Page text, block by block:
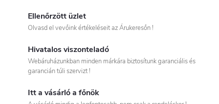
Ellenőrzött üzlet
Olvasd el vevőink értékeléseit az Árukeresőn !
Hivatalos viszonteladó
Webáruházunkban minden márkára biztosítunk garanciális és
garancián túli szervizt !
Itt a vásárló a főnök